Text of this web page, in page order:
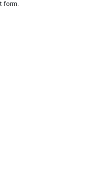
form.